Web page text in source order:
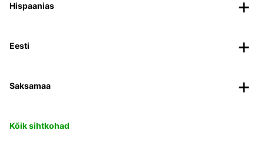
Hispaanias
Eesti
Saksamaa
Kõik sihtkohad